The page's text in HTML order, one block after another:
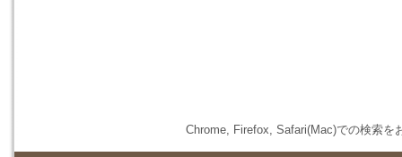
Chrome, Firefox, Safari(Mac)での検索を